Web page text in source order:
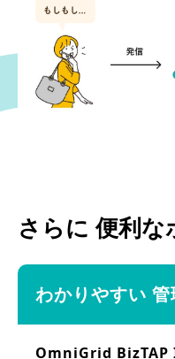
さらに 便利な
わかりやすい 管
OmniGrid BizTAP